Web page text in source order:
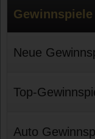
Gewinnspiele
Neue
Top-
Auto